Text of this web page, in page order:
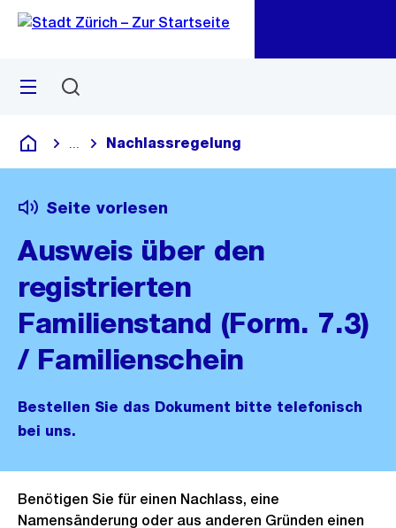
Navigation
Sprunglink
Menü
Deutsch
Blende alle Breadcrumbs ein
Nachlassregelung
Seite vorlesen
Ausweis über den
registrierten
Familienstand (Form. 7.3)
/ Familienschein
Bestellen Sie das Dokument bitte telefonisch
bei uns.
Benötigen Sie für einen Nachlass, eine
Namensänderung oder aus anderen Gründen einen